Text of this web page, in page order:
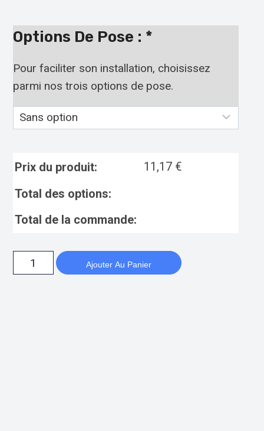
Options De Pose : *
Pour faciliter son installation, choisissez
parmi nos trois options de pose.
Prix du produit: 11,17 €
Total des options:
Total de la commande:
Ajouter Au Panier